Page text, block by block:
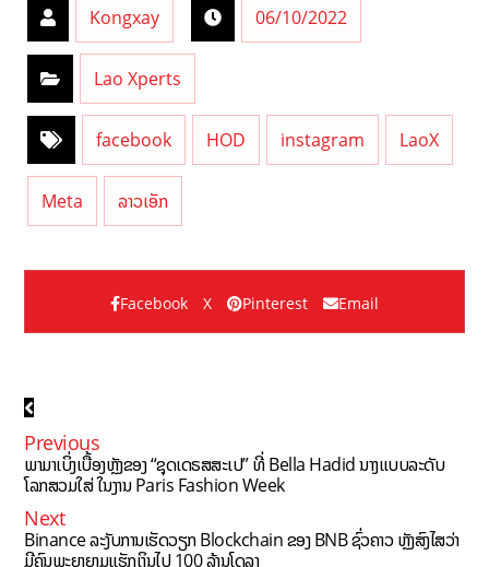
Kongxay 06/10/2022
Lao Xperts
facebook HOD instagram LaoX
Meta ລາວເອັກ
Facebook X Pinterest Email
Previous
ພາມາເບິ່ງເບື້ອງຫຼັງຂອງ “ຊຸດເດຣສສະເປ” ທີ່ Bella Hadid ນາງແບບລະດັບ
ໂລກສວມໃສ່ ໃນງານ Paris Fashion Week
Next
Binance ລະງັບການເຮັດວຽກ Blockchain ຂອງ BNB ຊົ່ວຄາວ ຫຼັງສົງໄສວ່າ
ມີຄົນພະຍາຍາມແຮັກເງິນໄປ 100 ລ້ານໂດລາ